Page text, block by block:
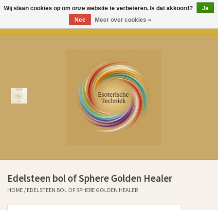
Producten
Ervaringen klanten sinds 2011
Edelsteen bol of Sphere Golden Healer
HOME / EDELSTEEN BOL OF SPHERE GOLDEN HEALER
Wij slaan cookies op om onze website te verbeteren. Is dat akkoord?
Ja
Nee
Meer over cookies »